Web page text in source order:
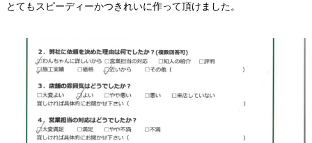
とてもスピーディーかつきれいに作って頂けました。